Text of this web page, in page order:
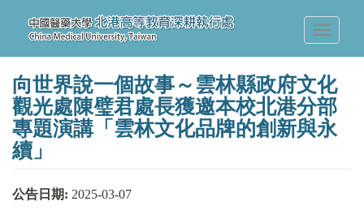
內
Toggle
向世界說一個故事～雲林縣政府文化
觀光處陳璧君處長獲邀本校北港分部
專題演講「雲林文化品牌的創新與永
續」
公告日期: 2025-03-07